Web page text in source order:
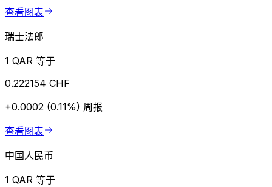
查看图表
瑞士法郎
1 QAR 等于
0.222154 CHF
+0.0002 (0.11%) 周报
查看图表
中国人民币
1 QAR 等于